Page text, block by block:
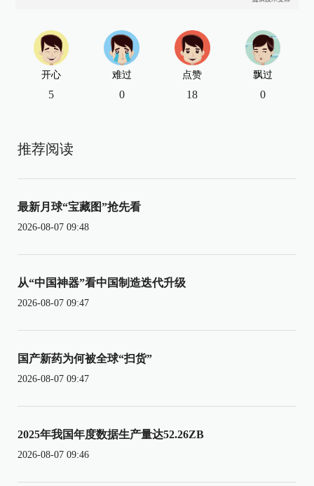
开心
5
难过
0
点赞
18
飘过
0
推荐阅读
最新月球“宝藏图”抢先看
2026-08-07 09:48
从“中国神器”看中国制造迭代升级
2026-08-07 09:47
国产新药为何被全球“扫货”
2026-08-07 09:47
2025年我国年度数据生产量达52.26ZB
2026-08-07 09:46